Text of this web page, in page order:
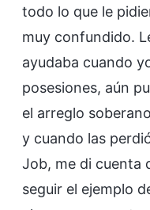
todo lo que le
muy confundido.
ayudaba cuando
posesiones, aún
el arreglo
y cuando las
Job, me di cuenta
seguir el ejemplo